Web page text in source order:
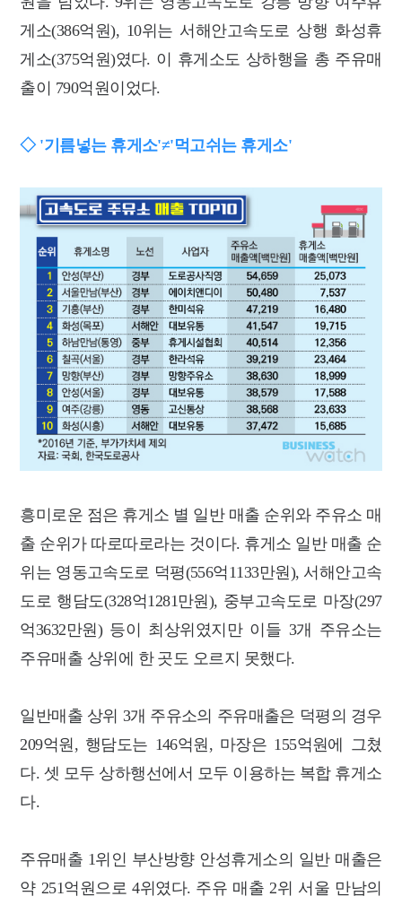
게소(386억원), 10위는 서해안고속도로 상행 화성휴
게소(375억원)였다. 이 휴게소도 상하행을 총 주유매
출이 790억원이었다.
◇ '기름넣는 휴게소'≠'먹고쉬는 휴게소'
흥미로운 점은 휴게소 별 일반 매출 순위와 주유소 매
출 순위가 따로따로라는 것이다. 휴게소 일반 매출 순
위는 영동고속도로 덕평(556억1133만원), 서해안고속
도로 행담도(328억1281만원), 중부고속도로 마장(297
억3632만원) 등이 최상위였지만 이들 3개 주유소는
주유매출 상위에 한 곳도 오르지 못했다.
일반매출 상위 3개 주유소의 주유매출은 덕평의 경우
209억원, 행담도는 146억원, 마장은 155억원에 그쳤
다. 셋 모두 상하행선에서 모두 이용하는 복합 휴게소
다.
주유매출 1위인 부산방향 안성휴게소의 일반 매출은
약 251억원으로 4위였다. 주유 매출 2위 서울 만남의